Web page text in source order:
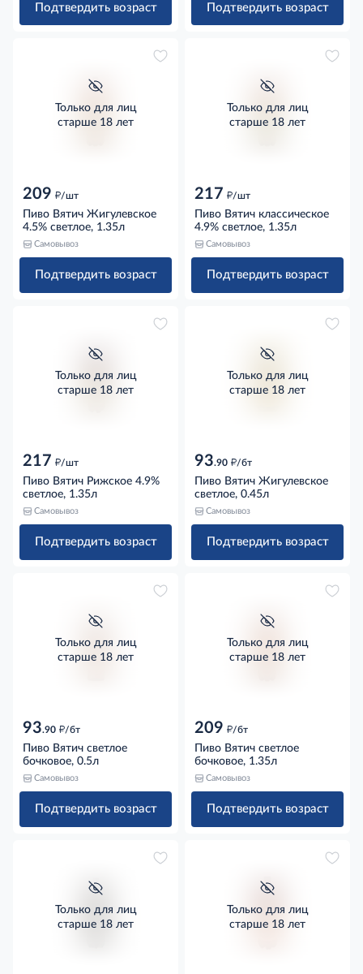
Подтвердить возраст Подтвердить возраст
Только для лиц
старше 18 лет
209 д/шт
Пиво Вятич Жигулевское
4.5% светлое, 1.35л
Самовывоз
Подтвердить возраст
Только для лиц
старше 18 лет
217 д/шт
Пиво Вятич классическое
4.9% светлое, 1.35л
Самовывоз
Подтвердить возраст
Только для лиц
старше 18 лет
217 д/шт
Пиво Вятич Рижское 4.9%
светлое, 1.35л
Самовывоз
Подтвердить возраст
Только для лиц
старше 18 лет
93.90 д/бт
Пиво Вятич Жигулевское
светлое, 0.45л
Самовывоз
Подтвердить возраст
Только для лиц
старше 18 лет
93.90 д/бт
Пиво Вятич светлое
бочковое, 0.5л
Самовывоз
Подтвердить возраст
Только для лиц
старше 18 лет
209 д/бт
Пиво Вятич светлое
бочковое, 1.35л
Самовывоз
Подтвердить возраст
Только для лиц
старше 18 лет
Только для лиц
старше 18 лет